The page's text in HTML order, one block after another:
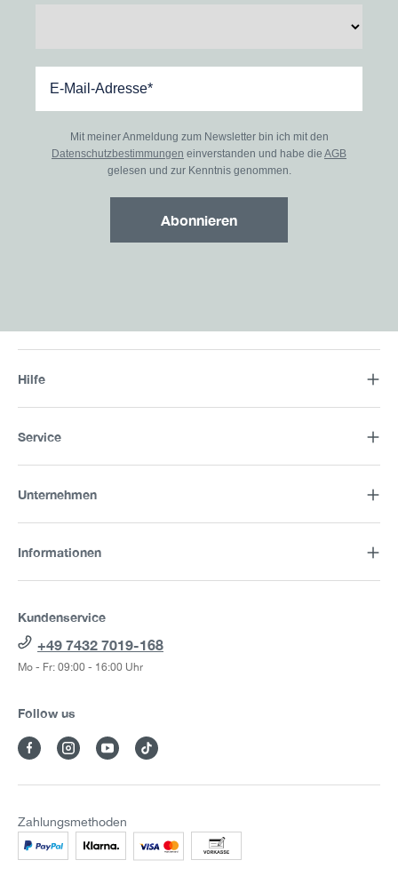
Mit meiner Anmeldung zum Newsletter bin ich mit den
Datenschutzbestimmungen einverstanden und habe die AGB
gelesen und zur Kenntnis genommen.
Abonnieren
Hilfe
Service
Unternehmen
Informationen
Kundenservice
+49 7432 7019-168
Mo - Fr: 09:00 - 16:00 Uhr
Follow us
Zahlungsmethoden